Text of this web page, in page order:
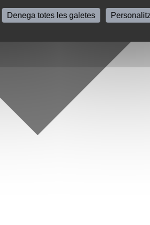
Denega totes les galetes